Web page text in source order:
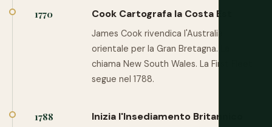
1770 Cook Cartografa la Costa Est
James Cook rivendica l'Australia
orientale per la Gran Bretagna. La
chiama New South Wales. La First Fleet
segue nel 1788.
1788 Inizia l'Insediamento Britannico